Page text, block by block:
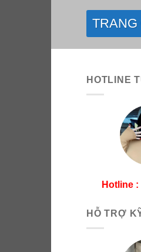
TRANG
HOTLINE
Hotline
HỖ TRỢ